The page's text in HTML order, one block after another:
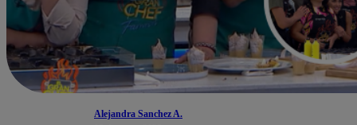
Alejandra Sanchez A.